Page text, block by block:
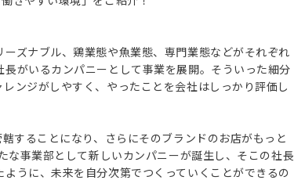
ズナブル、鶏業態や魚業態、専門業態などがそれぞれ
がいるカンパニーとして事業を展開。そういった細分
ンジがしやすく、やったことを会社はしっかり評価し
することになり、さらにそのブランドのお店がもっと
事業部として新しいカンパニーが誕生し、そこの社長
うに、未来を自分次第でつくっていくことができるの